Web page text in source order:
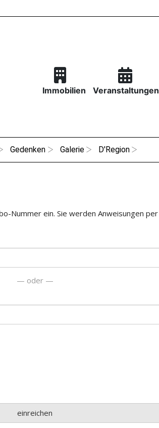
Immobilien Veranstaltungen
Gedenken Galerie D'Region